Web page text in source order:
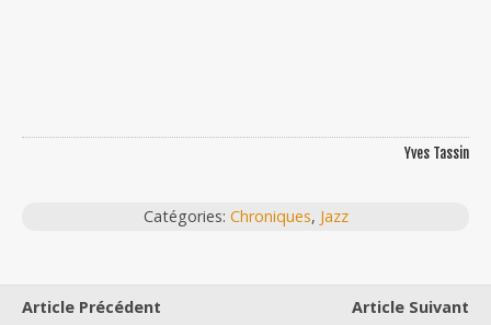
Yves Tassin
Catégories: Chroniques, Jazz
Article Précédent
Article Suivant